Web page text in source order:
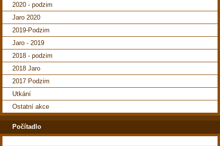
2020 - podzim
Jaro 2020
2019-Podzim
Jaro - 2019
2018 - podzim
2018 Jaro
2017 Podzim
Utkání
Ostatní akce
Počítadlo